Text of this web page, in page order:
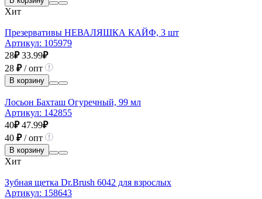
Хит
Презервативы НЕВАЛЯШКА КАЙФ, 3 шт
Артикул: 105979
28₽ 33.99₽
28 ₽/ опт
В корзину
Лосьон Бахташ Огуречный, 99 мл
Артикул: 142855
40₽ 47.99₽
40 ₽/ опт
В корзину
Хит
Зубная щетка Dr.Brush 6042 для взрослых
Артикул: 158643